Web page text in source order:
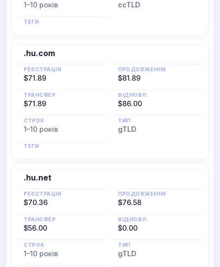
1–10 років ccTLD
ТЕГИ
.hu.com
РЕЄСТРАЦІЯ
$71.89
ПРОДОВЖЕННЯ
$81.89
ТРАНСФЕР
$71.89
ВІДНОВЛ.
$86.00
СТРОК
1–10 років
ТИП
gTLD
ТЕГИ
.hu.net
РЕЄСТРАЦІЯ
$70.36
ПРОДОВЖЕННЯ
$76.58
ТРАНСФЕР
$56.00
ВІДНОВЛ.
$0.00
СТРОК
1–10 років
ТИП
gTLD